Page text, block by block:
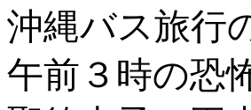
沖縄バス旅行
午前３時の恐